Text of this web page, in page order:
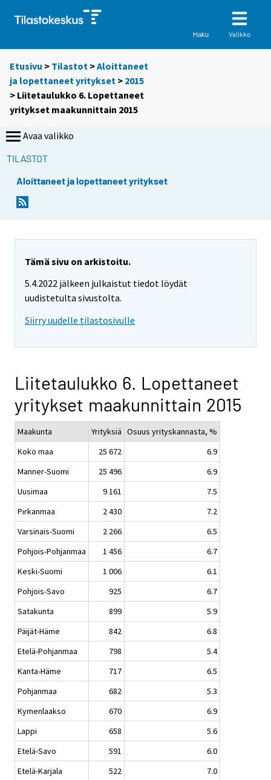
Haku Valikko
Etusivu > Tilastot >Aloittaneet
ja lopettaneet yritykset > 2015
> Liitetaulukko 6. Lopettaneet
yritykset maakunnittain 2015
Avaa valikko
TILASTOT
Aloittaneet ja lopettaneet yritykset
Tämä sivu on arkistoitu.
5.4.2022 jälkeen julkaistut tiedot löydät
uudistetulta sivustolta.
Siirry uudelle tilastosivulle
Liitetaulukko 6. Lopettaneet
yritykset maakunnittain 2015
Maakunta Yrityksiä Osuus yrityskannasta, %
Koko maa
25 672
6.9
Manner-Suomi
25 496
6.9
Uusimaa
9 161
7.5
Pirkanmaa
2 430
7.2
Varsinais-Suomi
2 266
6.5
Pohjois-Pohjanmaa
1 456
6.7
Keski-Suomi
1 006
6.1
Pohjois-Savo
925
6.7
Satakunta
899
5.9
Päijät-Häme
842
6.8
Etelä-Pohjanmaa
798
5.4
Kanta-Häme
717
6.5
Pohjanmaa
682
5.3
Kymenlaakso
670
6.9
Lappi
658
5.6
Etelä-Savo
591
6.0
Etelä-Karjala
522
7.0